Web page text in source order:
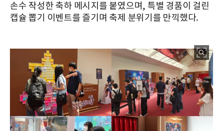
손수 작성한 축하 메시지를 붙였으며, 특별 경품이 걸린
캡슐 뽑기 이벤트를 즐기며 축제 분위기를 만끽했다.